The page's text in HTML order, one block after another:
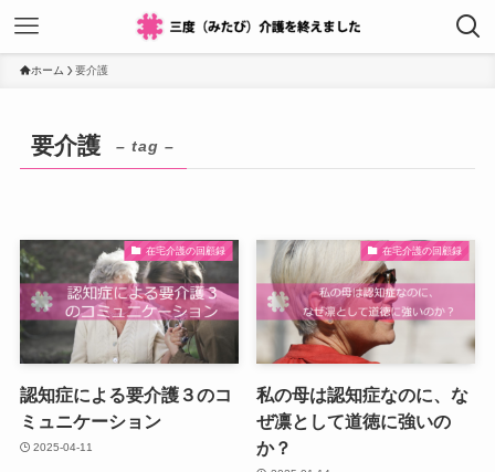
ホーム 要介護
要介護 – tag –
在宅介護の回顧録
認知症による要介護３のコ
ミュニケーション
2025-04-11
在宅介護の回顧録
私の母は認知症なのに、な
ぜ凛として道徳に強いの
か？